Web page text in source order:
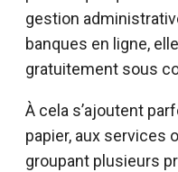
gestion
banques en ligne,
gratuitement sous
À cela s’ajoutent
papier, aux services
groupant plusieurs